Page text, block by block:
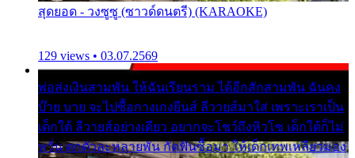
สุดยอด - วงซูซู (ซาวด์ดนตรี) (KARAOKE)
129 views • 03.07.2569
พ่อส่งเงินสามพัน ให้ฉันเรียนราม ได้อีกสักสามพัน ฉันคง
บ๊าย บาย จะไปซื้อกางเกงยีนส์ ลีวายส์มาใส่ เพราะเราเป็น
เด็กใต้ ลีวายส์อย่างเดียว อยากจะโชว์ถึงหิวโซ เด็กใต้ก็ไม่
หวั่น ตกตัวละหลายพัน กัดฟันซื้อมา ให้เด็กเทพเหลียวมอง